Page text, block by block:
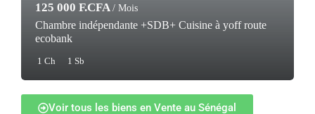
125 000 F.CFA / Mois
Chambre indépendante +SDB+ Cuisine à yoff route
ecobank
1 Ch 1 Sb
Voir tous les biens en Vente au Sénégal